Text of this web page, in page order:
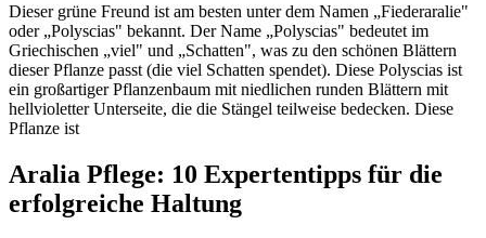
Dieser grüne Freund ist am besten unter dem Namen „Fiederaralie"
oder „Polyscias" bekannt. Der Name „Polyscias" bedeutet im
Griechischen „viel" und „Schatten", was zu den schönen Blättern
dieser Pflanze passt (die viel Schatten spendet). Diese Polyscias ist
ein großartiger Pflanzenbaum mit niedlichen runden Blättern mit
hellvioletter Unterseite, die die Stängel teilweise bedecken. Diese
Pflanze ist
Aralia Pflege: 10 Expertentipps für die
erfolgreiche Haltung